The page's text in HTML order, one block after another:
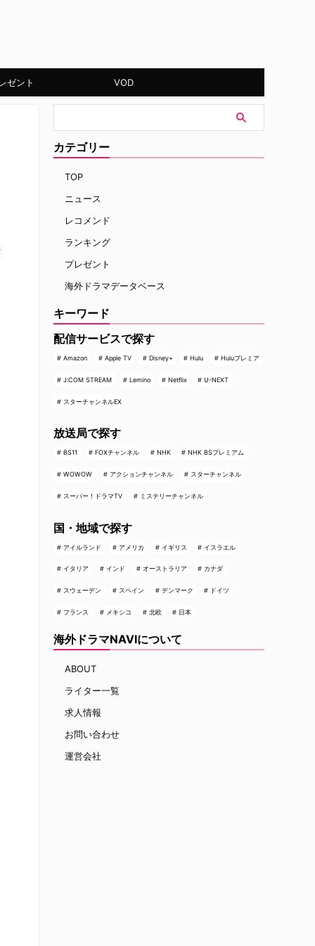
ゼント VOD
カテゴリー
TOP
ニュース
レコメンド
ランキング
プレゼント
海外ドラマデータベース
キーワード
配信サービスで探す
Amazon Apple TV Disney+ Hulu Huluプレミア
J:COM STREAM Lemino Netflix U-NEXT
スターチャンネルEX
放送局で探す
BS11 FOXチャンネル NHK NHK BSプレミアム
WOWOW アクションチャンネル スターチャンネル
スーパー！ドラマTV ミステリーチャンネル
国・地域で探す
アイルランド アメリカ イギリス イスラエル
イタリア インド オーストラリア カナダ
スウェーデン スペイン デンマーク ドイツ
フランス メキシコ 北欧 日本
海外ドラマNAVIについて
ABOUT
ライター一覧
求人情報
お問い合わせ
運営会社